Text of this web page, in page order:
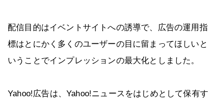
配信目的はイベントサイトへの誘導で、広告の運用指
標はとにかく多くのユーザーの目に留まってほしいと
いうことでインプレッションの最大化としました。
Yahoo!広告は、Yahoo!ニュースをはじめとして保有す